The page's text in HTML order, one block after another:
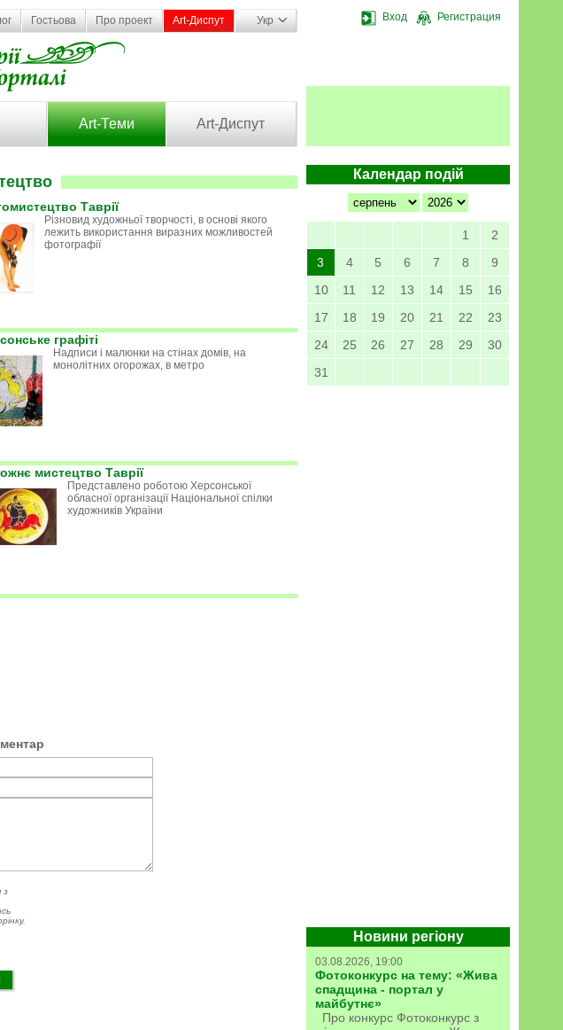
Вход Регистрация
Гостьова Про проект Art-Диспут Укр
Art-Теми Art-Диспут
Календар подій
1
2
3
4 5 6 7 8
9
10
11 12 13 14 15
16
17
18 19 20 21 22
23
24
25 26 27 28 29
30
31
Новини регіону
03.08.2026, 19:00
Фотоконкурс на тему: «Жива
спадщина - портал у
майбутнє»
Про конкурс Фотоконкурс з
Таврії
Різновид художньої творчості, в основі якого
лежить використання виразних можливостей
фотографії
графіті
Надписи і малюнки на стінах домів, на
монолітних огорожах, в метро
мистецтво Таврії
Представлено роботою Херсонської
обласної організації Національної спілки
художників України
з